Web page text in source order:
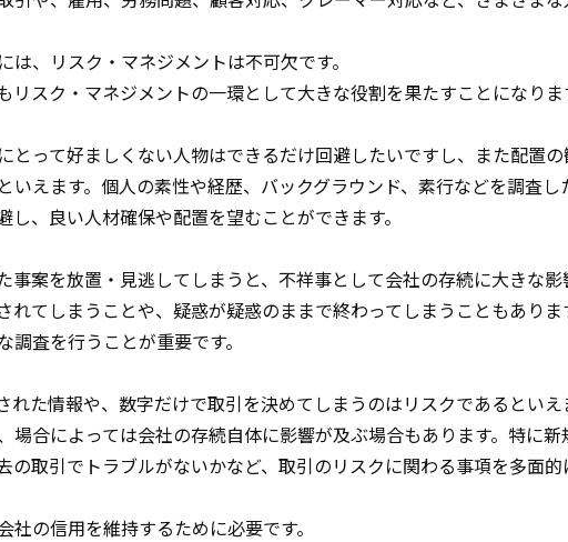
、リスク・マネジメントは不可欠です。
スク・マネジメントの一環として大きな役割を果たすことになりま
とって好ましくない人物はできるだけ回避したいですし、また配置
いえます。個人の素性や経歴、バックグラウンド、素行などを調査
、良い人材確保や配置を望むことができます。
事案を放置・見逃してしまうと、不祥事として会社の存続に大きな影
てしまうことや、疑惑が疑惑のままで終わってしまうこともありま
査を行うことが重要です。
れた情報や、数字だけで取引を決めてしまうのはリスクであるとい
場合によっては会社の存続自体に影響が及ぶ場合もあります。特に
取引でトラブルがないかなど、取引のリスクに関わる事項を多面的
の信用を維持するために必要です。